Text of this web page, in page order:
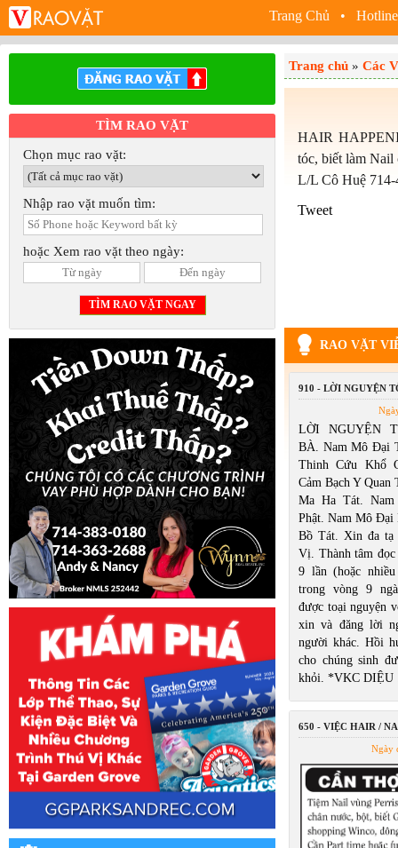
Trang Chủ •
TÌM RAO VẶT
Chọn mục rao vặt:
Nhập rao vặt muốn tìm:
hoặc Xem rao vặt theo ngày:
Trang chủ » Các
HAIR
tóc, biết làm Nail
L/L Cô Huệ 714-
Tweet
RAO VẶT
910 - LỜI NGUYỆN
LỜI NGUYỆN
BÀ. Nam Mô Đại
Thinh Cứu Khổ
Cảm Bạch Y Quan
Ma Ha Tát.
Phật. Nam Mô Đại
Bồ Tát. Xin đa tạ
Vị. Thành tâm
9 lần (hoặc
trong vòng 9
được toại nguyện
xin và đăng lời
người khác. Hồi
cho chúng sinh
khỏi. *VKC DIỆU
650 - VIỆC HAIR /
Ngày